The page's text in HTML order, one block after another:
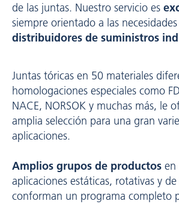
de las juntas. Nuestro servicio es
siempre orientado a las
distribuidores de suministros
Juntas tóricas en 50 materiales
homologaciones especiales como
NACE, NORSOK y muchas más, le
amplia selección para una gran
aplicaciones.
Amplios grupos de productos en
aplicaciones estáticas, rotativas y
conforman un programa completo